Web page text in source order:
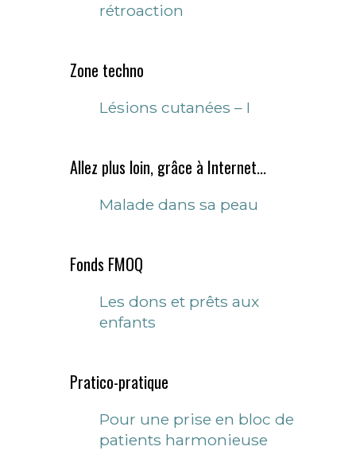
rétroaction
Zone techno
Lésions cutanées – I
Allez plus loin, grâce à Internet...
Malade dans sa peau
Fonds FMOQ
Les dons et prêts aux
enfants
Pratico-pratique
Pour une prise en bloc de
patients harmonieuse